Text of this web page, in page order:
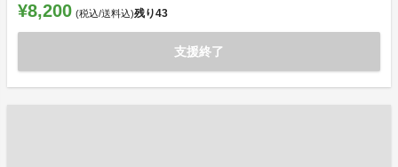
¥8,200 (税込/送料込)残り43
支援終了